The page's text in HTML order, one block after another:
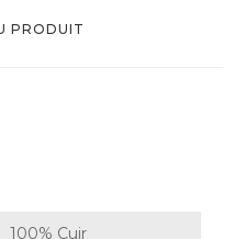
PRODUIT
100% Cuir